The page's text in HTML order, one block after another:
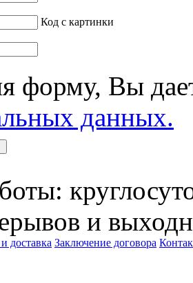
Код с картинки
форму, Вы
данных.
и
доставка Заключение договора